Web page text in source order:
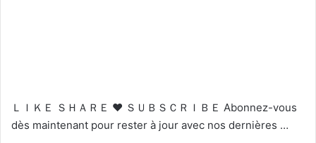
ＬＩＫＥ ＳＨＡＲＥ ❤ ＳＵＢＳＣＲＩＢＥ Abonnez-vous
dès maintenant pour rester à jour avec nos dernières …